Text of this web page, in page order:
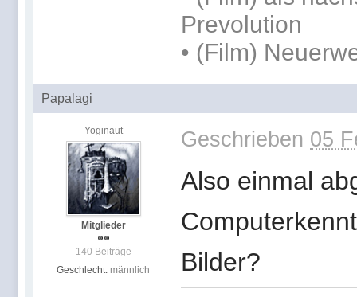
Prevolution
• (Film)
Papalagi
Yoginaut
Mitglieder
140 Beiträge
Geschlecht: männlich
Geschrieben 05
Also einmal
Bilder?